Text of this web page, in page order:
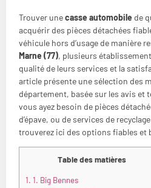
Trouver unecasse automobile de
acquérir des pièces détachées
véhicule hors d’usage de manière
Marne (77), plusieurs
qualité de leurs services et la
article présente une sélection des
département, basée sur les avis et
vous ayez besoin de pièces
d’épave, ou de services de
trouverez ici des options fiables et
Table des matières
1. 1. Big Bennes